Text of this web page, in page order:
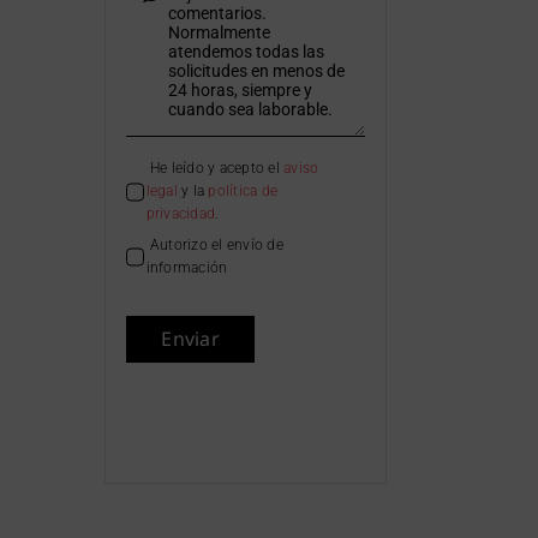
He leído y acepto el aviso
legal y la política de
privacidad .
Autorizo el envío de
información
Enviar